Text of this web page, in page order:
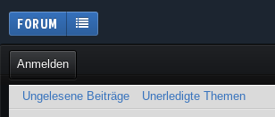
Anmelden
Ungelesene Beiträge Unerledigte Themen
FORUM